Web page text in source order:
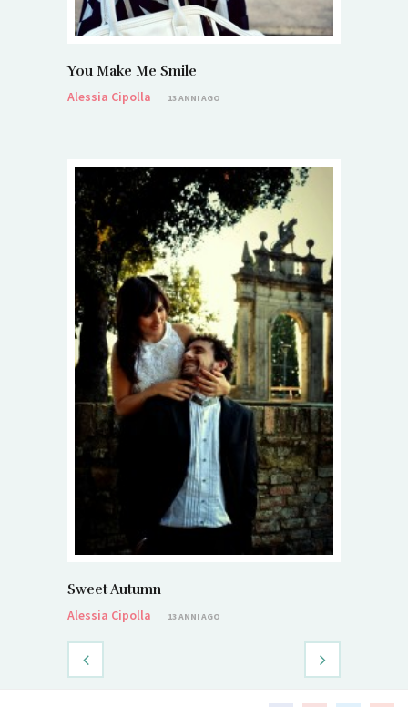
You Make Me Smile
Alessia Cipolla
13 ANNI AGO
Sweet Autumn
Alessia Cipolla
13 ANNI AGO